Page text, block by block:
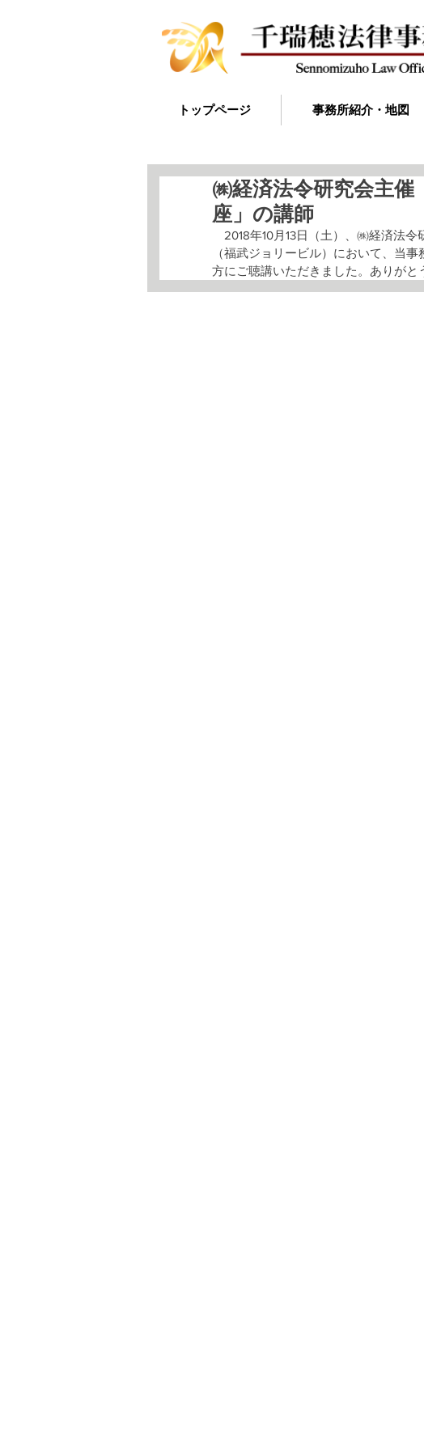
トップページ 事務所紹介・地図
㈱経済法令研究会主催
座」の講師
2018年10月13日（土）、㈱経済法令
（福武ジョリービル）において、当
方にご聴講いただきました。ありがと